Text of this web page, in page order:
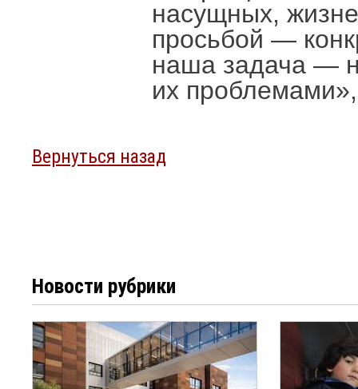
насущных,
просьбой —
наша задача —
их
Вернуться назад
Новости рубрики